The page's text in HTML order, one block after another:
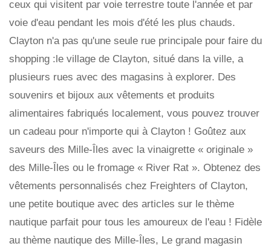
ceux qui visitent par voie terrestre toute l'année et par
voie d'eau pendant les mois d'été les plus chauds.
Clayton n'a pas qu'une seule rue principale pour faire du
shopping :le village de Clayton, situé dans la ville, a
plusieurs rues avec des magasins à explorer. Des
souvenirs et bijoux aux vêtements et produits
alimentaires fabriqués localement, vous pouvez trouver
un cadeau pour n'importe qui à Clayton ! Goûtez aux
saveurs des Mille-Îles avec la vinaigrette « originale »
des Mille-Îles ou le fromage « River Rat ». Obtenez des
vêtements personnalisés chez Freighters of Clayton,
une petite boutique avec des articles sur le thème
nautique parfait pour tous les amoureux de l'eau ! Fidèle
au thème nautique des Mille-Îles, Le grand magasin